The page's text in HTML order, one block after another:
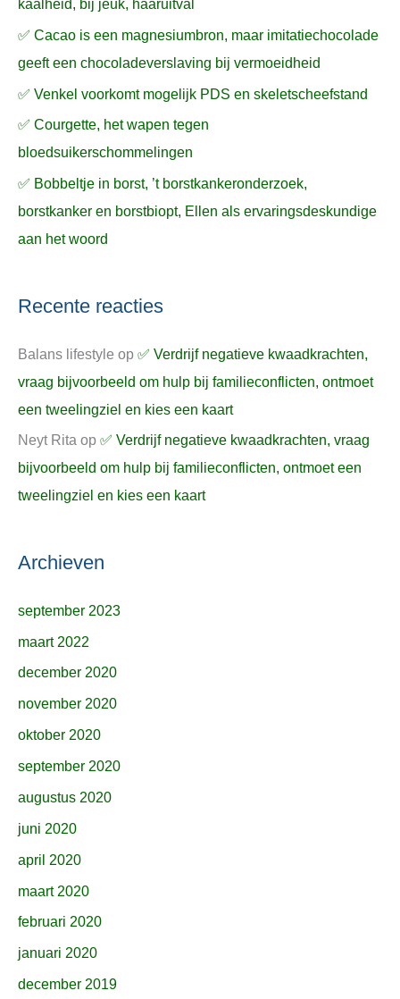
kaalheid, bij jeuk, haaruitval
✅ Cacao is een magnesiumbron, maar imitatiechocolade
geeft een chocoladeverslaving bij vermoeidheid
✅ Venkel voorkomt mogelijk PDS en skeletscheefstand
✅ Courgette, het wapen tegen
bloedsuikerschommelingen
✅ Bobbeltje in borst, ’t borstkankeronderzoek,
borstkanker en borstbiopt, Ellen als ervaringsdeskundige
aan het woord
Recente reacties
Balans lifestyle op ✅ Verdrijf negatieve kwaadkrachten,
vraag bijvoorbeeld om hulp bij familieconflicten, ontmoet
een tweelingziel en kies een kaart
Neyt Rita op ✅ Verdrijf negatieve kwaadkrachten, vraag
bijvoorbeeld om hulp bij familieconflicten, ontmoet een
tweelingziel en kies een kaart
Archieven
september 2023
maart 2022
december 2020
november 2020
oktober 2020
september 2020
augustus 2020
juni 2020
april 2020
maart 2020
februari 2020
januari 2020
december 2019